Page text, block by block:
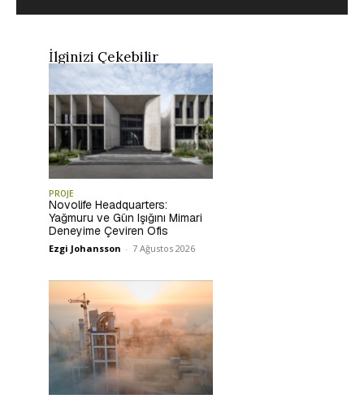
İlginizi Çekebilir
PROJE
Novolife Headquarters:
Yağmuru ve Gün Işığını Mimari
Deneyime Çeviren Ofis
Ezgi Johansson - 7 Ağustos 2026